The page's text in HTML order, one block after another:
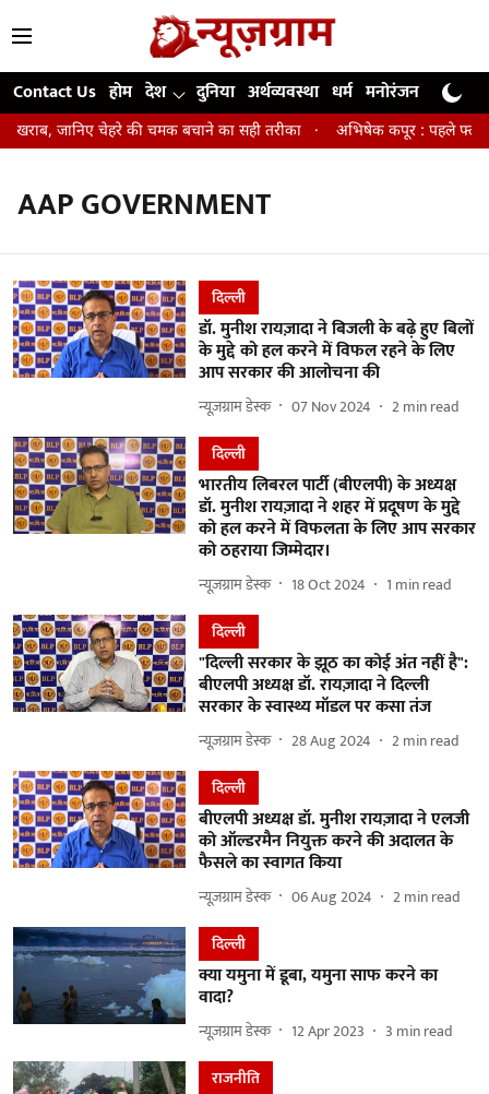
Contact Us होम देश दुनिया अर्थव्यवस्था धर्म मनोरंजन खेल
जानिए चेहरे की चमक बचाने का सही तरीका अभिषेक कपूर : पहले फ्लॉप
AAP GOVERNMENT
दिल्ली
डॉ. मुनीश रायज़ादा ने बिजली के बढ़े हुए बिलों
के मुद्दे को हल करने में विफल रहने के लिए
आप सरकार की आलोचना की
न्यूज़ग्राम डेस्क 07 Nov 2024 2min read
दिल्ली
भारतीय लिबरल पार्टी (बीएलपी) के अध्यक्ष
डॉ. मुनीश रायज़ादा ने शहर में प्रदूषण के मुद्दे
को हल करने में विफलता के लिए आप सरकार
को ठहराया जिम्मेदार।
न्यूज़ग्राम डेस्क 18 Oct 2024 1 min read
दिल्ली
"दिल्ली सरकार के झूठ का कोई अंत नहीं है":
बीएलपी अध्यक्ष डॉ. रायज़ादा ने दिल्ली
सरकार के स्वास्थ्य मॉडल पर कसा तंज
न्यूज़ग्राम डेस्क 28 Aug 2024 2min read
दिल्ली
बीएलपी अध्यक्ष डॉ. मुनीश रायज़ादा ने एलजी
को ऑल्डरमैन नियुक्त करने की अदालत के
फैसले का स्वागत किया
न्यूज़ग्राम डेस्क 06 Aug 2024 2min read
दिल्ली
क्या यमुना में डूबा, यमुना साफ करने का
वादा?
न्यूज़ग्राम डेस्क 12 Apr 2023 3 min read
राजनीति